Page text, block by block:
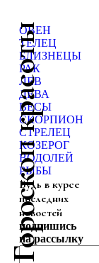
Гороскоп красоты
ОВЕН
ТЕЛЕЦ
БЛИЗНЕЦЫ
РАК
ЛЕВ
ДЕВА
ВЕСЫ
СКОРПИОН
СТРЕЛЕЦ
КОЗЕРОГ
ВОДОЛЕЙ
РЫБЫ
Будь в курсе
последних
новостей
подпишись
на рассылку